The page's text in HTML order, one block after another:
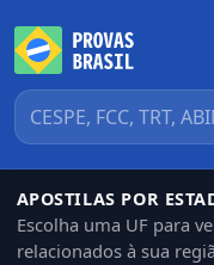
APOSTILAS POR
Escolha uma UF para
relacionados à sua